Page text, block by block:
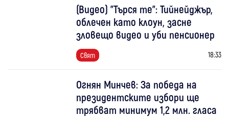
(Видео) "Търся те": Тийнейджър,
облечен като клоун, засне
зловещо видео и уби пенсионер
Свят 18:33
Огнян Минчев: За победа на
президентските избори ще
трябват минимум 1,2 млн. гласа